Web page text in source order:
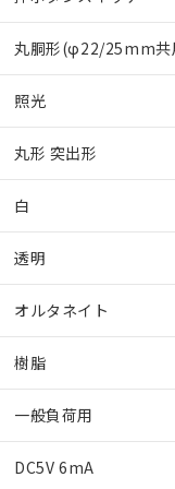
丸胴形(φ22/25mm共
照光
丸形 突出形
白
透明
オルタネイト
樹脂
一般負荷用
DC5V 6mA
※1 対応状況